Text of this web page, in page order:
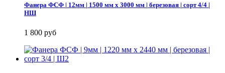
Фанера ФСФ | 12мм | 1500 мм х 3000 мм | березовая | сорт 4/4 |
НШ
1 800 руб